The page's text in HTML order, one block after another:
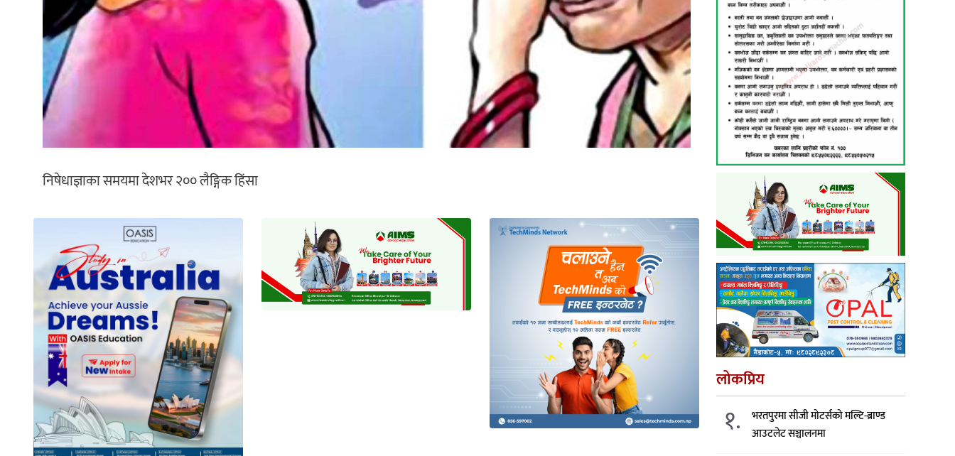
निषेधाज्ञाका समयमा देशभर २०० लैङ्गिक हिंसा
लोकप्रिय
१.
भरतपुरमा सीजी मोटर्सको मल्टि-ब्राण्ड
आउटलेट सञ्चालनमा